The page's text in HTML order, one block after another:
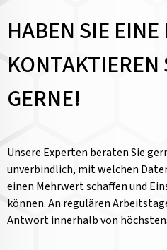
HABEN SIE
KONTAKTIEREN
GERNE!
Unsere Experten beraten Sie
unverbindlich, mit welchen
einen Mehrwert schaffen und
können. An regulären
Antwort innerhalb von